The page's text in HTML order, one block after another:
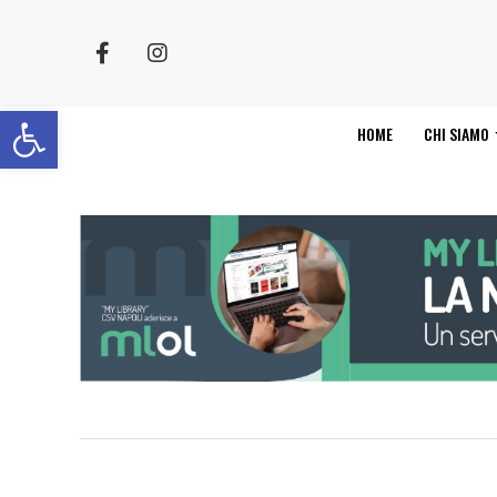
Apri la barra degli strumenti HOME CHI SIAMO